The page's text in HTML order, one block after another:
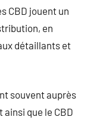
CBD jouent un
en
détaillants et
souvent auprès
que le CBD